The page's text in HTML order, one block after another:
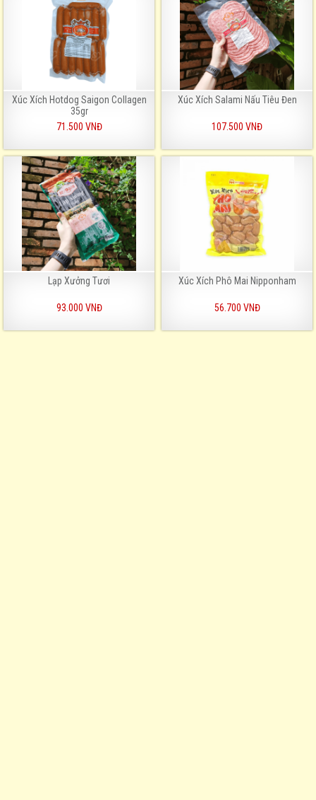
Xúc Xích Hotdog Saigon Collagen
35gr
71.500 VNĐ
Xúc Xích Salami Nấu Tiêu Đen
107.500 VNĐ
Lạp Xưởng Tươi
93.000 VNĐ
Xúc Xích Phô Mai Nipponham
56.700 VNĐ